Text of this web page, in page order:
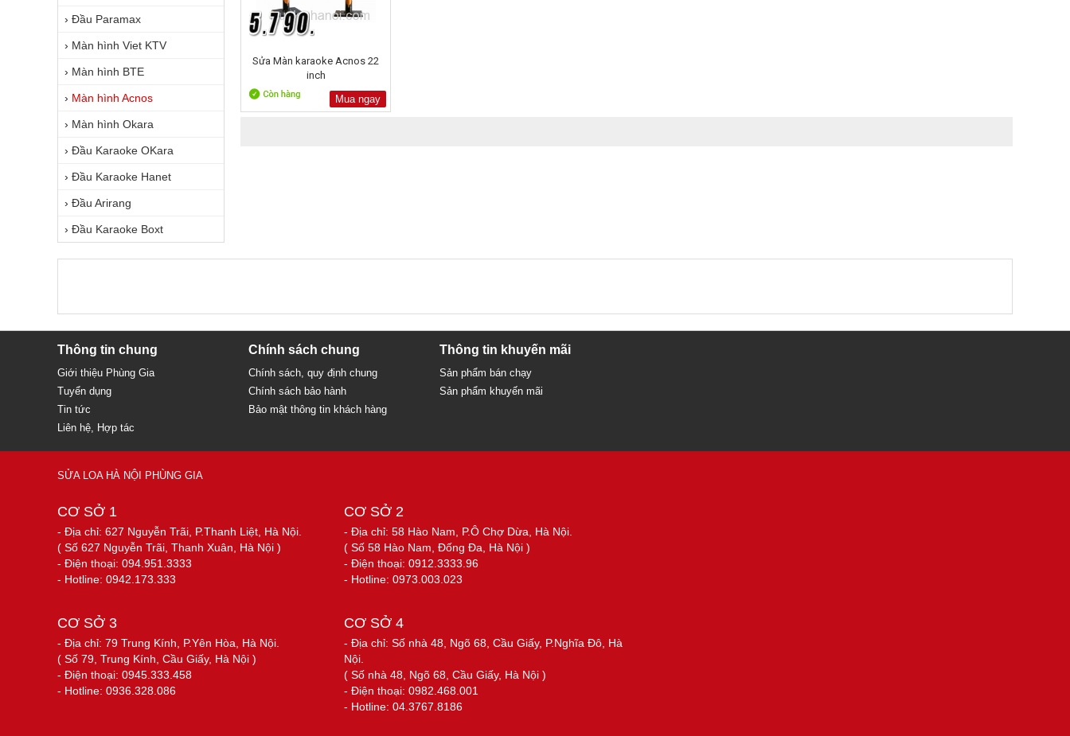
› Đầu Paramax
› Màn hình Viet KTV
› Màn hình BTE
› Màn hình Acnos
› Màn hình Okara
› Đầu Karaoke OKara
› Đầu Karaoke Hanet
› Đầu Arirang
› Đầu Karaoke Boxt
Sửa Màn karaoke Acnos 22
inch
Mua ngay
Thông tin chung
Giới thiệu Phùng Gia
Tuyển dụng
Tin tức
Liên hệ, Hợp tác
Chính sách chung
Chính sách, quy định chung
Chính sách bảo hành
Bảo mật thông tin khách hàng
Thông tin khuyến mãi
Sản phẩm bán chạy
Sản phẩm khuyến mãi
SỬA LOA HÀ NỘI PHÙNG GIA
CƠ SỞ 1
- Địa chỉ: 627 Nguyễn Trãi, P.Thanh Liệt, Hà Nội.
( Số 627 Nguyễn Trãi, Thanh Xuân, Hà Nội )
- Điện thoại: 094.951.3333
- Hotline: 0942.173.333
CƠ SỞ 2
- Địa chỉ: 58 Hào Nam, P.Ô Chợ Dừa, Hà Nội.
( Số 58 Hào Nam, Đống Đa, Hà Nội )
- Điện thoại: 0912.3333.96
- Hotline: 0973.003.023
CƠ SỞ 3
- Địa chỉ: 79 Trung Kính, P.Yên Hòa, Hà Nội.
( Số 79, Trung Kính, Cầu Giấy, Hà Nội )
- Điện thoại: 0945.333.458
- Hotline: 0936.328.086
CƠ SỞ 4
- Địa chỉ: Số nhà 48, Ngõ 68, Cầu Giấy, P.Nghĩa Đô, Hà
Nội.
( Số nhà 48, Ngõ 68, Cầu Giấy, Hà Nội )
- Điện thoại: 0982.468.001
- Hotline: 04.3767.8186